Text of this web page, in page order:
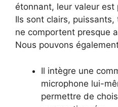
étonnant, leur valeur est
Ils sont clairs,
ne comportent presque
Nous pouvons
Il intègre une
microphone lui-
permettre de